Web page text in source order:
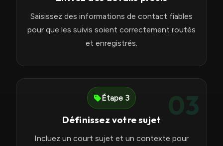
Saisissez des informations de contact fiables
pour que les suivis soient correctement routés
et enregistrés.
03
Étape 3
Définissez votre sujet
Incluez un court sujet et un contexte pour